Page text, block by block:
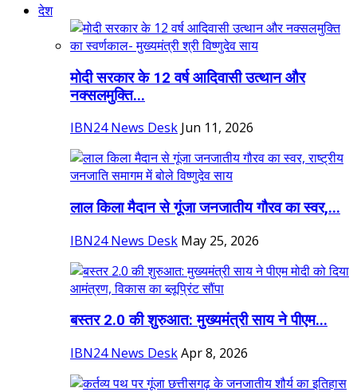
देश
मोदी सरकार के 12 वर्ष आदिवासी उत्थान और
नक्सलमुक्ति...
IBN24 News Desk Jun 11, 2026
लाल किला मैदान से गूंजा जनजातीय गौरव का स्वर,...
IBN24 News Desk May 25, 2026
बस्तर 2.0 की शुरुआत: मुख्यमंत्री साय ने पीएम...
IBN24 News DeskApr 8, 2026